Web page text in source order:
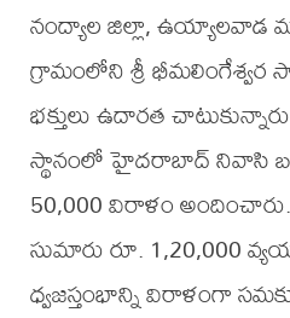
నంద్యాల జిల్లా, ఉయ్యాలవాడ
గ్రామంలోని శ్రీ భీమలింగేశ్వర
భక్తులు ఉదారత
స్థానంలో హైదరాబాద్ నివాసి
50,000 విరాళం అందించారు.
సుమారు రూ. 1,20,000
ధ్వజస్తంభాన్ని విరాళంగా